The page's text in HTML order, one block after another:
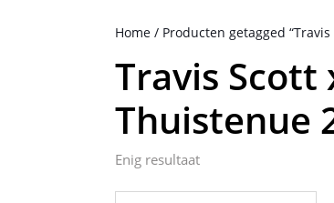
Home / Producten getagged
Travis Scott
Thuistenue
Enig resultaat